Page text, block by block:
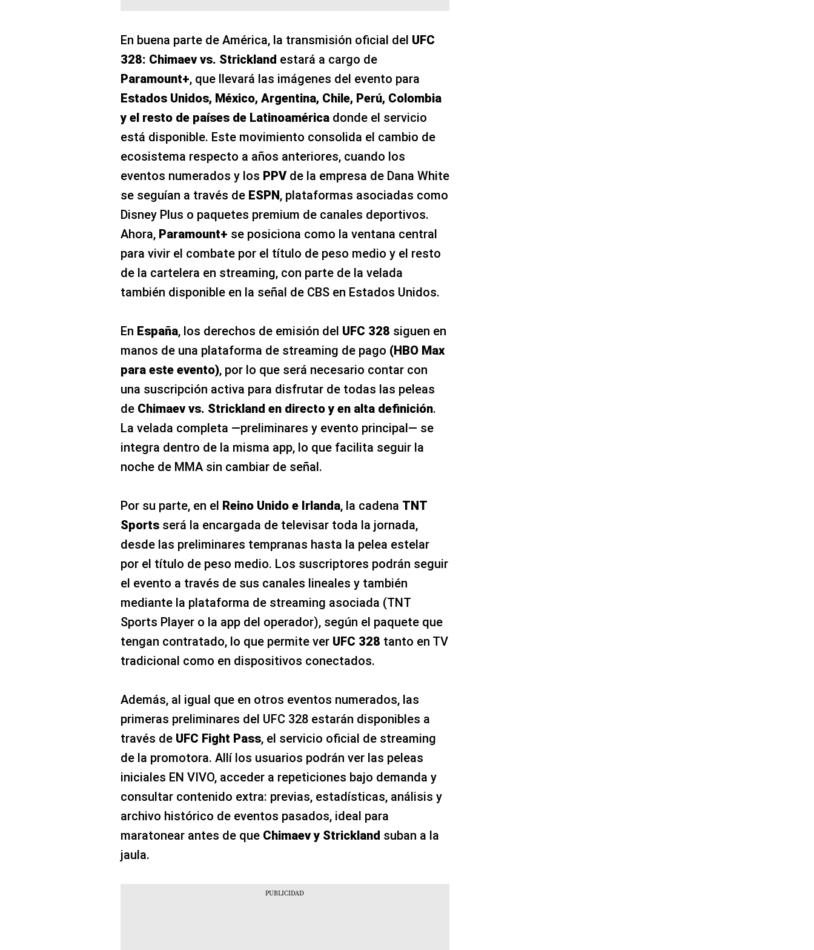
En buena parte de América, la transmisión oficial del UFC
328: Chimaev vs. Strickland estará a cargo de
Paramount+, que llevará las imágenes del evento para
Estados Unidos, México, Argentina, Chile, Perú, Colombia
y el resto de países de Latinoaméricadonde el servicio
está disponible. Este movimiento consolida el cambio de
ecosistema respecto a años anteriores, cuando los
eventos numerados y los PPVde la empresa de Dana White
se seguían a través de ESPN, plataformas asociadas como
Disney Plus o paquetes premium de canales deportivos.
Ahora, Paramount+ se posiciona como la ventana central
para vivir el combate por el título de peso medio y el resto
de la cartelera en streaming, con parte de la velada
también disponible en la señal de CBS en Estados Unidos.
En España, los derechos de emisión del UFC 328 siguen en
manos de una plataforma de streaming de pago (HBO Max
para este evento), por lo que será necesario contar con
una suscripción activa para disfrutar de todas las peleas
de Chimaev vs. Strickland en directo y en alta definición.
La velada completa —preliminares y evento principal— se
integra dentro de la misma app, lo que facilita seguir la
noche de MMA sin cambiar de señal.
Por su parte, en el Reino Unido e Irlanda, la cadena TNT
Sportsserá la encargada de televisar toda la jornada,
desde las preliminares tempranas hasta la pelea estelar
por el título de peso medio. Los suscriptores podrán seguir
el evento a través de sus canales lineales y también
mediante la plataforma de streaming asociada (TNT
Sports Player o la app del operador), según el paquete que
tengan contratado, lo que permite ver UFC 328 tanto en TV
tradicional como en dispositivos conectados.
Además, al igual que en otros eventos numerados, las
primeras preliminares del UFC 328 estarán disponibles a
través de UFC Fight Pass, el servicio oficial de streaming
de la promotora. Allí los usuarios podrán ver las peleas
iniciales EN VIVO, acceder a repeticiones bajo demanda y
consultar contenido extra: previas, estadísticas, análisis y
archivo histórico de eventos pasados, ideal para
maratonear antes de que Chimaev y Strickland suban a la
jaula.​​